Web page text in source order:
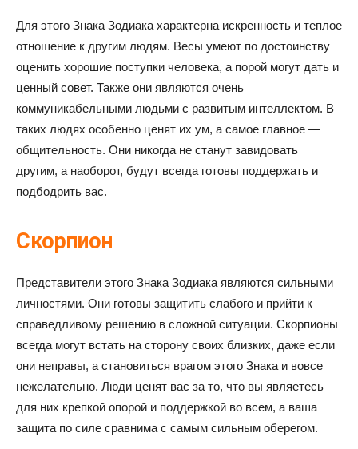
Для этого Знака Зодиака характерна искренность и теплое
отношение к другим людям. Весы умеют по достоинству
оценить хорошие поступки человека, а порой могут дать и
ценный совет. Также они являются очень
коммуникабельными людьми с развитым интеллектом. В
таких людях особенно ценят их ум, а самое главное —
общительность. Они никогда не станут завидовать
другим, а наоборот, будут всегда готовы поддержать и
подбодрить вас.
Скорпион
Представители этого Знака Зодиака являются сильными
личностями. Они готовы защитить слабого и прийти к
справедливому решению в сложной ситуации. Скорпионы
всегда могут встать на сторону своих близких, даже если
они неправы, а становиться врагом этого Знака и вовсе
нежелательно. Люди ценят вас за то, что вы являетесь
для них крепкой опорой и поддержкой во всем, а ваша
защита по силе сравнима с самым сильным оберегом.